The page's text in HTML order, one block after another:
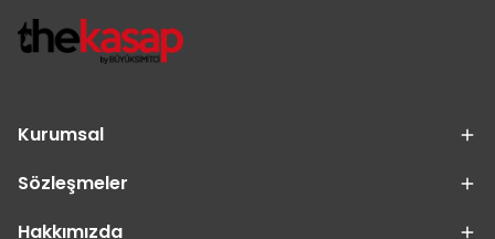
Kurumsal
Sözleşmeler
Hakkımızda